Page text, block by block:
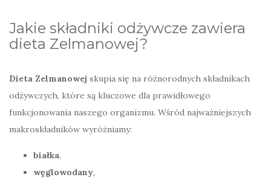
Jakie składniki odżywcze zawiera
dieta Zelmanowej?
Dieta Zelmanowej skupia się na różnorodnych składnikach
odżywczych, które są kluczowe dla prawidłowego
funkcjonowania naszego organizmu. Wśród najważniejszych
makroskładników wyróżniamy:
białka,
węglowodany,